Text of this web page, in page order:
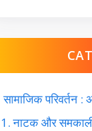
सामाजिक परिवर्तन :
1. नाटक और